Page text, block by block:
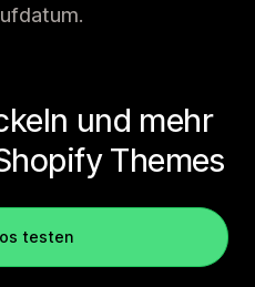
und mehr
Themes
testen